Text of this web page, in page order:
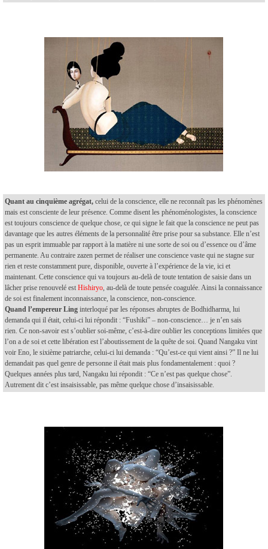
Quant au cinquième agrégat, celui de la conscience, elle ne reconnaît pas les phénomènes
mais est consciente de leur présence. Comme disent les phénoménologistes, la conscience
est toujours conscience de quelque chose, ce qui signe le fait que la conscience ne peut pas
davantage que les autres éléments de la personnalité être prise pour sa substance. Elle n’est
pas un esprit immuable par rapport à la matière ni une sorte de soi ou d’essence ou d’âme
permanente. Au contraire zazen permet de réaliser une conscience vaste qui ne stagne sur
rien et reste constamment pure, disponible, ouverte à l’expérience de la vie, ici et
maintenant. Cette conscience qui va toujours au-delà de toute tentation de saisie dans un
lâcher prise renouvelé est Hishiryo, au-delà de toute pensée coagulée. Ainsi la connaissance
de soi est finalement inconnaissance, la conscience, non-conscience.
Quand l’empereur Ling interloqué par les réponses abruptes de Bodhidharma, lui
demanda qui il était, celui-ci lui répondit : “Fushiki” – non-conscience… je n’en sais
rien. Ce non-savoir est s’oublier soi-même, c’est-à-dire oublier les conceptions limitées que
l’on a de soi et cette libération est l’aboutissement de la quête de soi. Quand Nangaku vint
voir Eno, le sixième patriarche, celui-ci lui demanda : “Qu’est-ce qui vient ainsi ?” Il ne lui
demandait pas quel genre de personne il était mais plus fondamentalement : quoi ?
Quelques années plus tard, Nangaku lui répondit : “Ce n’est pas quelque chose”.
Autrement dit c’est insaisissable, pas même quelque chose d’insaisissable.